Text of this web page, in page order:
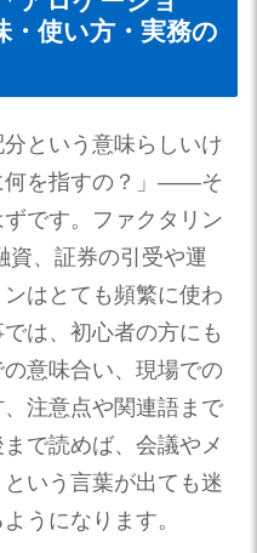
・使い方・実務の
分という意味らしいけ
何を指すの？」——そ
です。ファクタリン
資、証券の引受や運
はとても頻繁に使わ
は、初心者の方にも
意味合い、現場での
注意点や関連語まで
で読めば、会議やメ
いう言葉が出ても迷
うになります。